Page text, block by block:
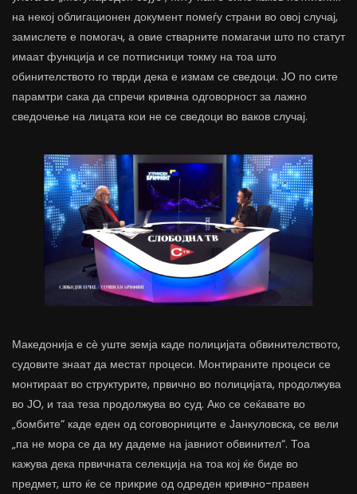
на некој облигационен документ помеѓу страни во овој случај,
замислете е помогач, а овие стварните помагачи што по статут
имаат функција и се потписници токму на тоа што
обинителството го тврди дека е измам се сведоци. ЈО по сите
парамтри сака да спречи кривчна одговорност за лажно
сведочење на лицата кои не се сведоци во ваков случај.
Македонија е сѐ уште земја каде полицијата обвинителството,
судовите знаат да местат процеси. Монтираните процеси се
монтираат во структурите, првично во полицијата, продолжува
во ЈО, и таа теза продолжува во суд. Ако се сеќавате во
„бомбите“ каде еден од соговорниците е Јанкуловска, се вели
„па не мора се да му дадеме на јавниот обвинител“. Тоа
кажува дека првичната селекција на тоа кој ќе биде во
предмет, што ќе се прикрие од одреден кривчно-правен